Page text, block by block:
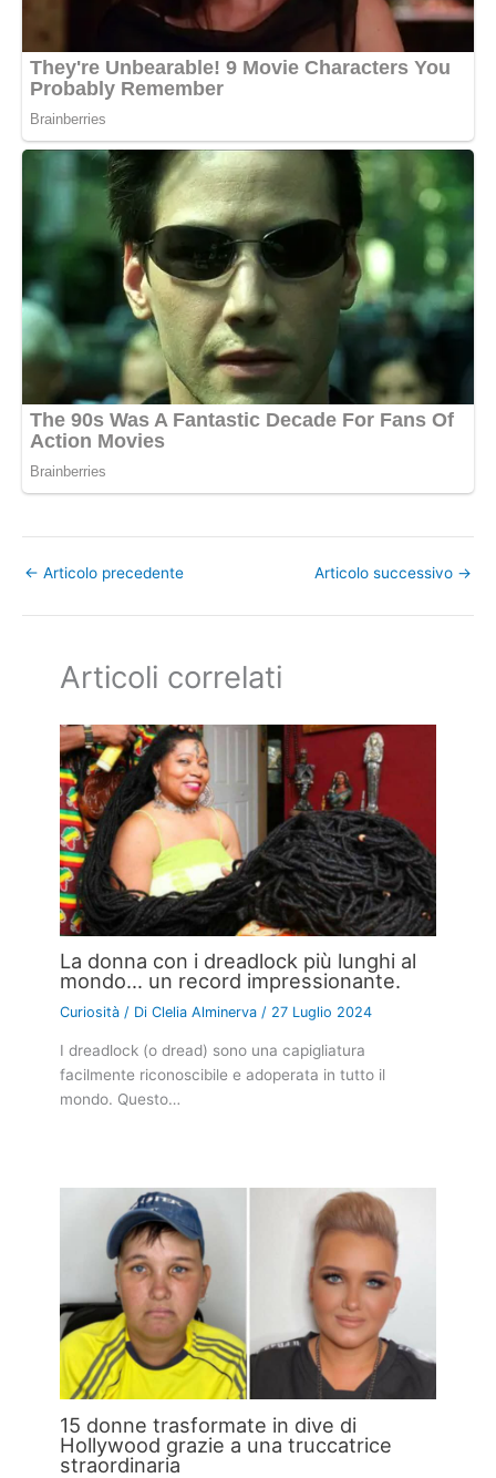
← Articolo precedente Articolo successivo →
Articoli correlati
La donna con i dreadlock più lunghi al
mondo… un record impressionante.
Curiosità / DiClelia Alminerva / 27 Luglio 2024
I dreadlock (o dread) sono una capigliatura
facilmente riconoscibile e adoperata in tutto il
mondo. Questo…
15 donne trasformate in dive di
Hollywood grazie a una truccatrice
straordinaria